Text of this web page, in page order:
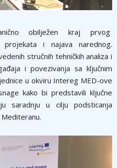
obilježen kraj prvog
projekata i najava narednog.
stručnih tehničkih analiza i
i povezivanja sa ključnim
u okviru Intereg MED-ove
kako bi predstavili ključne
saradnju u cilju podsticanja